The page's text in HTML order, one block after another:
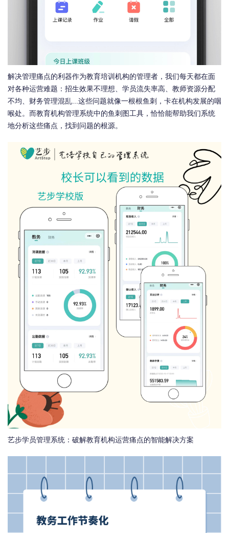
解决管理痛点的利器作为教育培训机构的管理者，我们每天都在面
对各种运营难题：招生效果不理想、学员流失率高、教师资源分配
不均、财务管理混乱...这些问题就像一根根鱼刺，卡在机构发展的咽
喉处。而教育机构管理系统中的鱼刺图工具，恰恰能帮助我们系统
地分析这些痛点，找到问题的根源。
艺步学员管理系统：破解教育机构运营痛点的智能解决方案